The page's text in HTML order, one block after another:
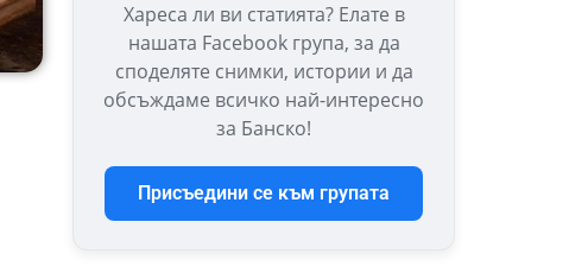
Хареса ли ви статията? Елате в
нашата Facebook група, за да
споделяте снимки, истории и да
обсъждаме всичко най-интересно
за Банско!
Присъедини се към групата